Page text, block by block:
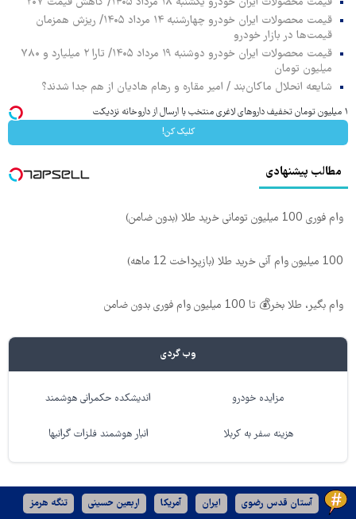
قیمت محصولات ایران خودرو چهارشنبه ۱۴ مرداد ۱۴۰۵/ ریزش همزمان
قیمت‌ها در بازار خودرو
قیمت محصولات ایران خودرو دوشنبه ۱۹ مرداد ۱۴۰۵/ تارا ۲ میلیارد و ۷۸۰
میلیون تومان
شایعه انحلال ماکان‌بند / امیر مقاره و رهام هادیان از هم جدا شدند؟
۱ میلیون تومان تخفیف داروهای لاغری منتخب با ارسال از داروخانه نزدیکت
کلیک کن!
مطالب پیشنهادی
وام فوری 100 میلیون تومانی خرید طلا (بدون ضامن)
100 میلیون وام آنی خرید طلا (بازپرداخت 12 ماهه)
وام بگیر، طلا بخر💰 تا 100 میلیون وام فوری بدون ضامن
وب گردی
مزایده خودرو اندیشکده حکمرانی هوشمند
هزینه سفر به کربلا انبار هوشمند فلزات گرانبها
آستان قدس رضوی ایران آمریکا اربعین حسینی تنگه هرمز